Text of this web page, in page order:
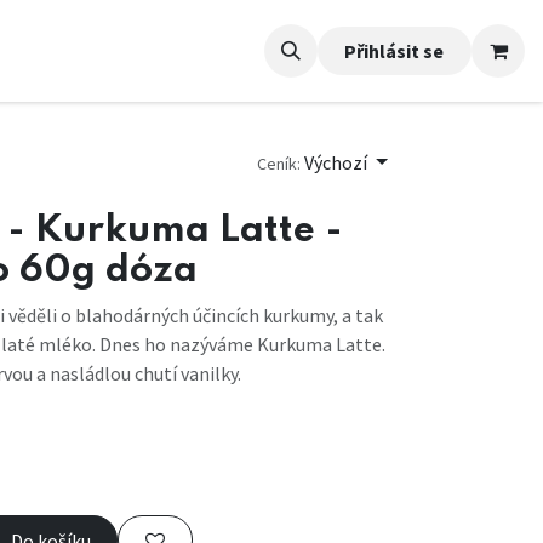
Přihlásit se
Ceník: Výchozí
Kurkuma Latte -
60g dóza
věděli o blahodárných účincích kurkumy, a tak
mléko. Dnes ho nazýváme Kurkuma Latte.
a nasládlou chutí vanilky.